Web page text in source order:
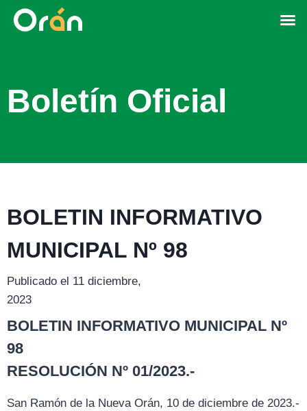
Boletín Oficial
BOLETIN INFORMATIVO
MUNICIPAL Nº 98
Publicado el 11 diciembre,
2023
BOLETIN INFORMATIVO MUNICIPAL Nº
98
RESOLUCIÓN Nº 01/2023.-
San Ramón de la Nueva Orán, 10 de diciembre de 2023.-